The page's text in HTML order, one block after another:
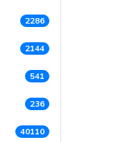
2286
2144
541
236
40110